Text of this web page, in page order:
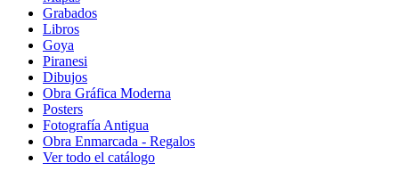
Grabados
Libros
Goya
Piranesi
Dibujos
Obra Gráfica Moderna
Posters
Fotografía Antigua
Obra Enmarcada - Regalos
Ver todo el catálogo